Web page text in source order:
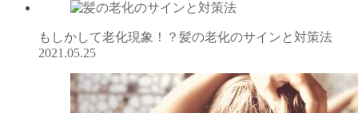
もしかして老化現象！？髪の老化のサインと対策法
2021.05.25